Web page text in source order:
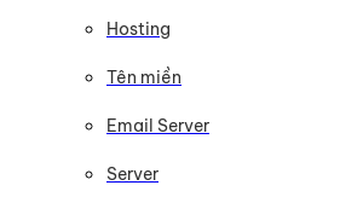
Hosting
Tên miền
Email Server
Server